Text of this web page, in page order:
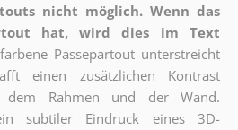
nicht möglich. Wenn das
hat, wird dies im Text
Passepartout unterstreicht
einen zusätzlichen Kontrast
dem Rahmen und der Wand.
subtiler Eindruck eines 3D-